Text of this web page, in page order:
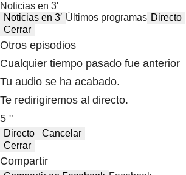
Noticias en 3′
Noticias en 3′ Últimos programas Directo
Cerrar
Otros episodios
Cualquier tiempo pasado fue anterior
Tu audio se ha acabado.
Te redirigiremos al directo.
5 "
Directo
Cancelar
Cerrar
Compartir